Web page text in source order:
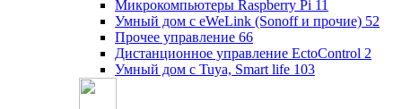
Микрокомпьютеры Raspberry Pi 11
Умный дом c eWeLink (Sonoff и прочие) 52
Прочее управление 66
Дистанционное управление EctoControl 2
Умный дом с Tuya, Smart life 103